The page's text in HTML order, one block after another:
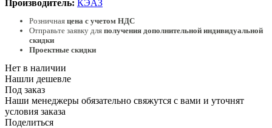
Производитель: КЭАЗ
Розничная цена с учетом НДС
Отправьте заявку для получения дополнительной индивидуальной
скидки
Проектные скидки
Нет в наличии
Нашли дешевле
Под заказ
Наши менеджеры обязательно свяжутся с вами и уточнят
условия заказа
Поделиться